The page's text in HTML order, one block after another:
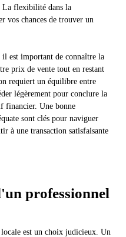
La flexibilité dans la
vos chances de trouver un
est important de connaître la
prix de vente tout en restant
requiert un équilibre entre
légèrement pour conclure la
financier. Une bonne
sont clés pour naviguer
à une transaction satisfaisante
professionnel
est un choix judicieux. Un